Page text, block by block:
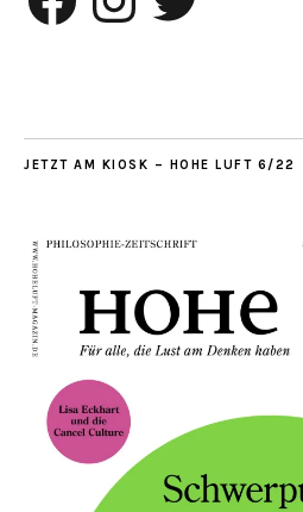
JETZT AM KIOSK – HOHE LUFT 6/22